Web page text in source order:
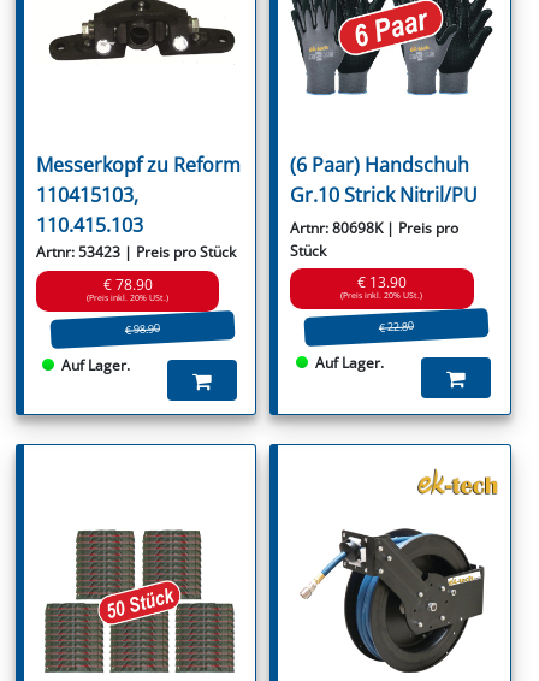
Messerkopf zu Reform
110415103,
110.415.103
Artnr: 53423 | Preis pro Stück
€ 78.90
(Preis inkl. 20% USt.)
€ 98.90
Auf Lager.
(6 Paar) Handschuh
Gr.10 Strick Nitril/PU
Artnr: 80698K | Preis pro
Stück
€ 13.90
(Preis inkl. 20% USt.)
€ 22.80
Auf Lager.